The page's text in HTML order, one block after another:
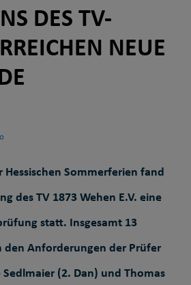
DES TV-
NEUE
Hessischen Sommerferien fand
des TV 1873 Wehen E.V. eine
statt. Insgesamt 13
den Anforderungen der Prüfer
(2. Dan) und Thomas